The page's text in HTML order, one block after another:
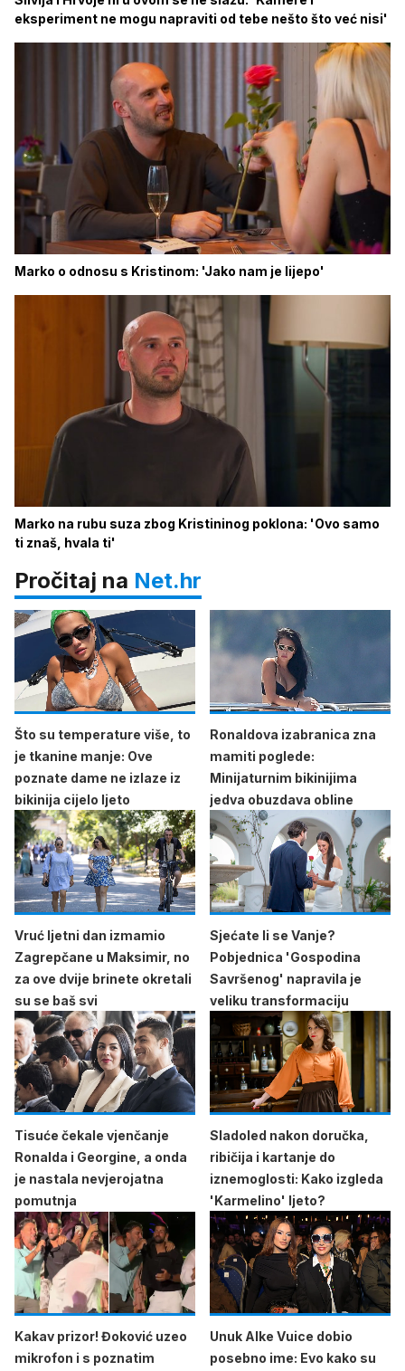
eksperiment ne mogu napraviti od tebe nešto što već nisi'
Marko o odnosu s Kristinom: 'Jako nam je lijepo'
Marko na rubu suza zbog Kristininog poklona: 'Ovo samo
ti znaš, hvala ti'
Pročitaj na Net.hr
Što su temperature više, to
je tkanine manje: Ove
poznate dame ne izlaze iz
bikinija cijelo ljeto
Ronaldova izabranica zna
mamiti poglede:
Minijaturnim bikinijima
jedva obuzdava obline
Vruć ljetni dan izmamio
Zagrepčane u Maksimir, no
za ove dvije brinete okretali
su se baš svi
Sjećate li se Vanje?
Pobjednica 'Gospodina
Savršenog' napravila je
veliku transformaciju
Tisuće čekale vjenčanje
Ronalda i Georgine, a onda
je nastala nevjerojatna
pomutnja
Sladoled nakon doručka,
ribičija i kartanje do
iznemoglosti: Kako izgleda
'Karmelino' ljeto?
Kakav prizor! Đoković uzeo
mikrofon i s poznatim
Unuk Alke Vuice dobio
posebno ime: Evo kako su